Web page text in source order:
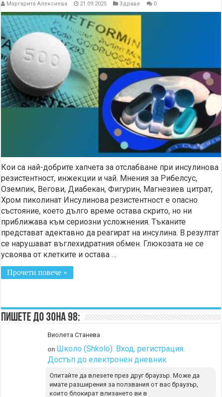
Маргарита Алексиева 21.09.2025 Здраве 0
Кои са най-добрите хапчета за отслабване при инсулинова
резистентност, инжекции и чай. Мнения за Рибелсус,
Оземпик, Вегови, Диабекан, Фигурин, Магнезиев цитрат,
Хром пиколинат Инсулинова резистентност е опасно
състояние, което дълго време остава скрито, но ни
приближава към сериозни усложнения. Тъканите
представат адектавно да реагират на инсулина. В резултат
се нарушават въглехидратния обмен. Глюкозата не се
усвоява от клетките и остава …
Прочети повече »
Пишете до Зона 98:
Виолета Станева
on Школо (Shkolo). Вход, регистрация.
Достъп до електронен дневник
Опитайте да влезете през друг браузър. Може да
имате разширения за ползвания от вас браузър,
които блокират влизането ви в